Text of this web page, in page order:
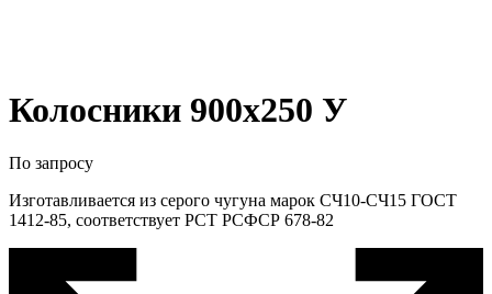
Колосники 900х250 У
По запросу
Изготавливается из серого чугуна марок СЧ10-СЧ15 ГОСТ
1412-85, соответствует РСТ РСФСР 678-82